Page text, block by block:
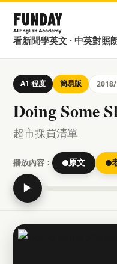
看新聞學英文 · 中英對照
A1 程度 簡易版
Doing Some
超市採買清單
播放內容： 原文
▶